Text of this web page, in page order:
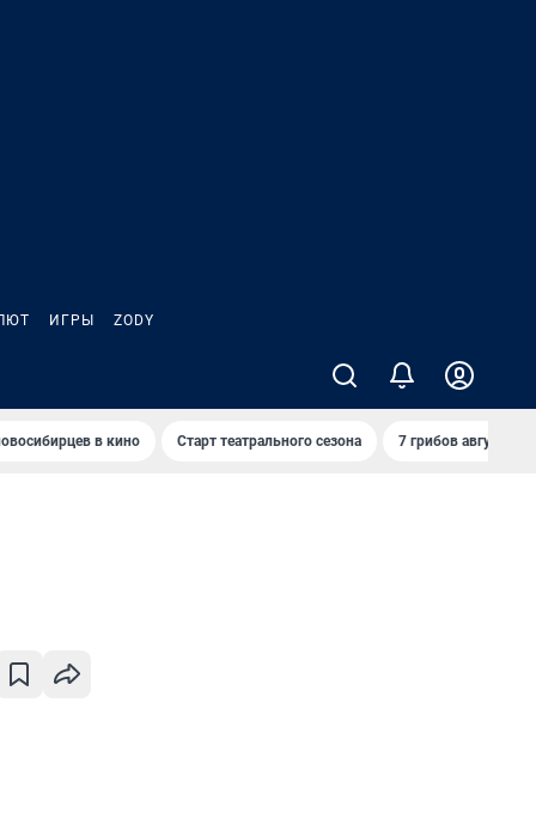
ИГРЫ ZODY
в кино Старт театрального сезона 7 грибов августа